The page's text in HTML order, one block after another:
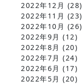
2022年12月 (28)
2022年11月 (23)
2022年10月 (26)
2022年9月 (12)
2022年8月 (20)
2022年7月 (24)
2022年6月 (17)
2022年5月 (20)